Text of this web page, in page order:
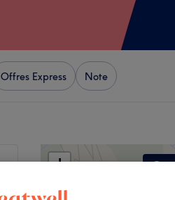
Offres Express Note
+